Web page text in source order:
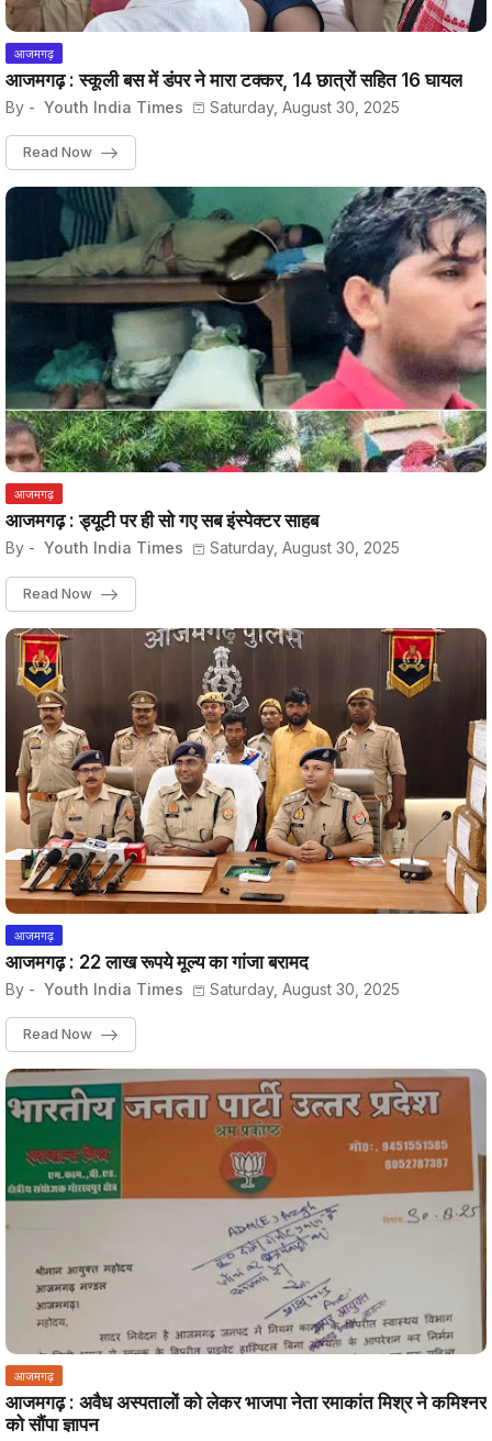
आजमगढ़
आजमगढ़ : स्कूली बस में डंपर ने मारा टक्कर, 14 छात्रों सहित 16 घायल
By - Youth India Times Saturday, August 30, 2025
Read Now
आजमगढ़
आजमगढ़ : ड्यूटी पर ही सो गए सब इंस्पेक्टर साहब
By - Youth India Times Saturday, August 30, 2025
Read Now
आजमगढ़
आजमगढ़ : 22 लाख रूपये मूल्य का गांजा बरामद
By - Youth India Times Saturday, August 30, 2025
Read Now
आजमगढ़
आजमगढ़ : अवैध अस्पतालों को लेकर भाजपा नेता रमाकांत मिश्र ने कमिश्नर
को सौंपा ज्ञापन